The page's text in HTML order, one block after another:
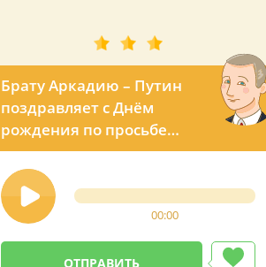
Брату Аркадию – Путин
поздравляет с Днём
рождения по просьбе
сестры
00:00